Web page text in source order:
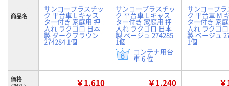
商品名
サンコープラスチッ
ク 平台車 L キャス
ター付き 家庭用 押
入れ ラクゴロ 日本
製 ダークブラウン
274284 1個
サンコープラスチッ
ク 平台車 L キャス
ター付き 家庭用 押
入れ ラクゴロ 日本
製 ベージュ 274285
1個
コンテナ用台
車 6 位
サンコープラ
ク 平台車 M
ター付き 家
入れ ラクゴ
製 ベージュ
1個
価格
￥1,610 ￥1,240